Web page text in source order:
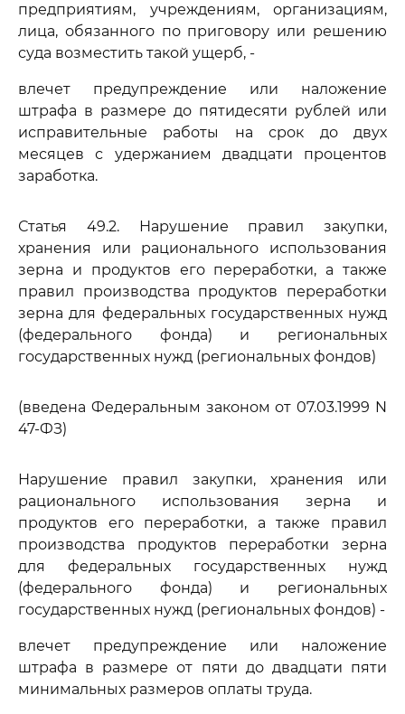
предприятиям, учреждениям, организациям,
лица, обязанного по приговору или решению
суда возместить такой ущерб, -
влечет предупреждение или наложение
штрафа в размере до пятидесяти рублей или
исправительные работы на срок до двух
месяцев с удержанием двадцати процентов
заработка.
Статья 49.2. Нарушение правил закупки,
хранения или рационального использования
зерна и продуктов его переработки, а также
правил производства продуктов переработки
зерна для федеральных государственных нужд
(федерального фонда) и региональных
государственных нужд (региональных фондов)
(введена Федеральным законом от 07.03.1999 N
47-ФЗ)
Нарушение правил закупки, хранения или
рационального использования зерна и
продуктов его переработки, а также правил
производства продуктов переработки зерна
для федеральных государственных нужд
(федерального фонда) и региональных
государственных нужд (региональных фондов) -
влечет предупреждение или наложение
штрафа в размере от пяти до двадцати пяти
минимальных размеров оплаты труда.